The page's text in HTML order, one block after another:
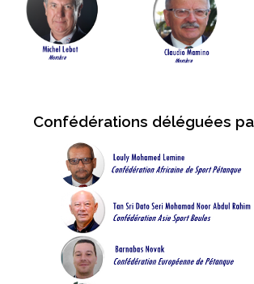
Confédérations déléguées par